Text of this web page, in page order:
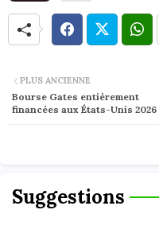
PLUS ANCIENNE
Bourse Gates entièrement
financées aux États-Unis 2026
Suggestions